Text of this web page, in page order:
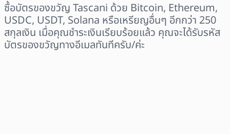
ซื้อบัตรของขวัญ Tascani ด้วย Bitcoin, Ethereum,
USDC, USDT, Solana หรือเหรียญอื่นๆ อีกกว่า 250
สกุลเงิน เมื่อคุณชำระเงินเรียบร้อยแล้ว คุณจะได้รับรหัส
บัตรของขวัญทางอีเมลทันทีครับ/ค่ะ